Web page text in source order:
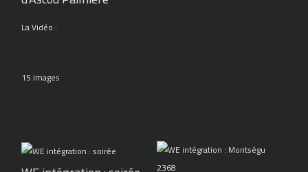
La Vidéo :
15 Images